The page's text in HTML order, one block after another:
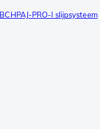
PRO-I slijpsysteem